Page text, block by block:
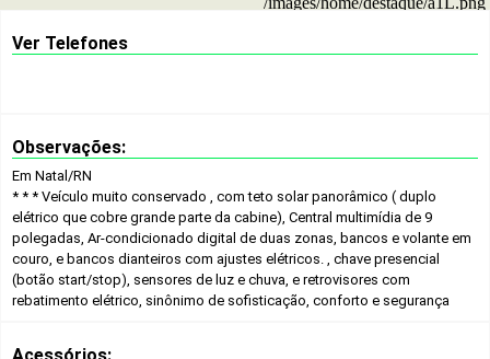
Ver Telefones
Observações:
Em Natal/RN
* * * Veículo muito conservado , com teto solar panorâmico ( duplo
elétrico que cobre grande parte da cabine), Central multimídia de 9
polegadas, Ar-condicionado digital de duas zonas, bancos e volante em
couro, e bancos dianteiros com ajustes elétricos. , chave presencial
(botão start/stop), sensores de luz e chuva, e retrovisores com
rebatimento elétrico, sinônimo de sofisticação, conforto e segurança